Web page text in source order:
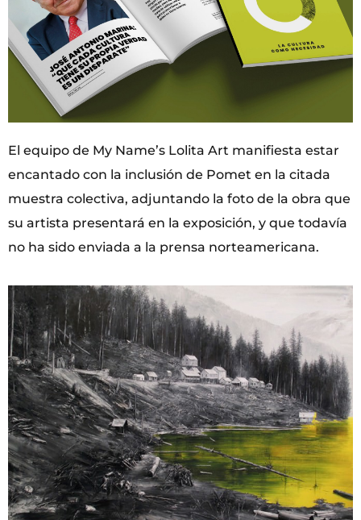
El equipo de My Name’s Lolita Art manifiesta estar
encantado con la inclusión de Pomet en la citada
muestra colectiva, adjuntando la foto de la obra que
su artista presentará en la exposición, y que todavía
no ha sido enviada a la prensa norteamericana.